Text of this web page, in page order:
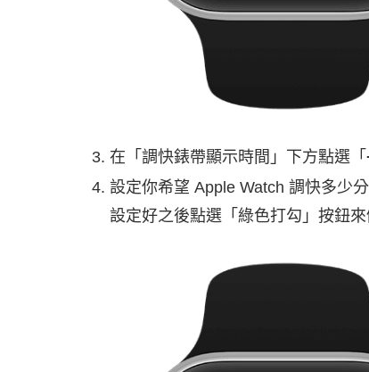
在「調快錶帶顯示時間」下方點選「
設定你希望 Apple Watch 調快多少
設定好之後點選「綠色打勾」按鈕來